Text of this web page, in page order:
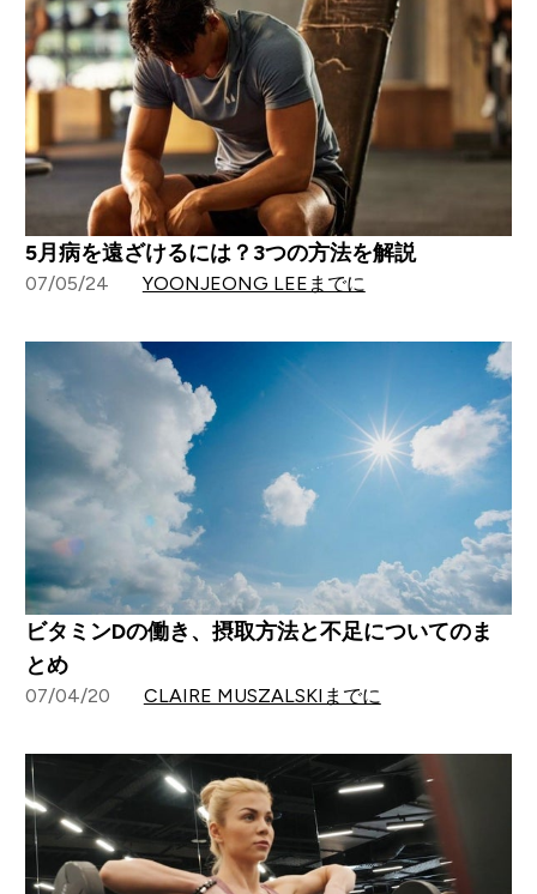
5月病を遠ざけるには？3つの方法を解説
07/05/24 YOONJEONG LEEまでに
ビタミンDの働き、摂取方法と不足についてのま
とめ
07/04/20 CLAIRE MUSZALSKIまでに